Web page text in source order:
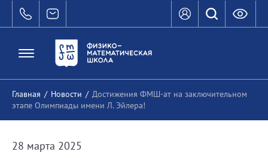
Главная / Новости / Достижения ФМШ-ат на заключительном
этапе Олимпиады имени Л. Эйлера!
28 марта 2025